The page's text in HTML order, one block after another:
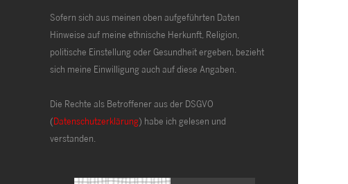
Sofern sich aus meinen oben aufgeführten Daten
Hinweise auf meine ethnische Herkunft, Religion,
politische Einstellung oder Gesundheit ergeben, bezieht
sich meine Einwilligung auch auf diese Angaben.
Die Rechte als Betroffener aus der DSGVO
(Datenschutzerklärung) habe ich gelesen und
verstanden.